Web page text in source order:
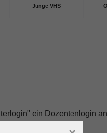
Junge VHS
ein Dozentenlogin